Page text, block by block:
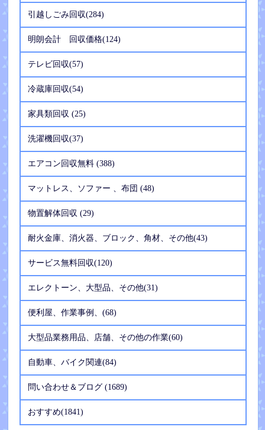
引越しごみ回収(284)
明朗会計 回収価格(124)
テレビ回収(57)
冷蔵庫回収(54)
家具類回収 (25)
洗濯機回収(37)
エアコン回収無料 (388)
マットレス、ソファー 、布団 (48)
物置解体回収 (29)
耐火金庫、消火器、ブロック、角材、その他(43)
サービス無料回収(120)
エレクトーン、大型品、その他(31)
便利屋、作業事例、(68)
大型品業務用品、店舗、その他の作業(60)
自動車、バイク関連(84)
問い合わせ＆ブログ (1689)
おすすめ(1841)